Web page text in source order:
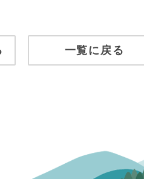
一覧に戻る